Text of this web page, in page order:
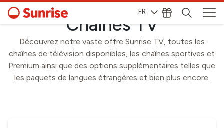
FR
Chaînes TV
Découvrez notre vaste offre Sunrise TV, toutes les
chaînes de télévision disponibles, les chaînes sportives et
Premium ainsi que des options supplémentaires telles que
les paquets de langues étrangères et bien plus encore.